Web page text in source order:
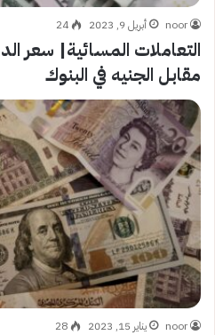
noor أبريل 9, 2023 24
مقابل الجنيه في البنوك
noor يناير 15, 2023 28